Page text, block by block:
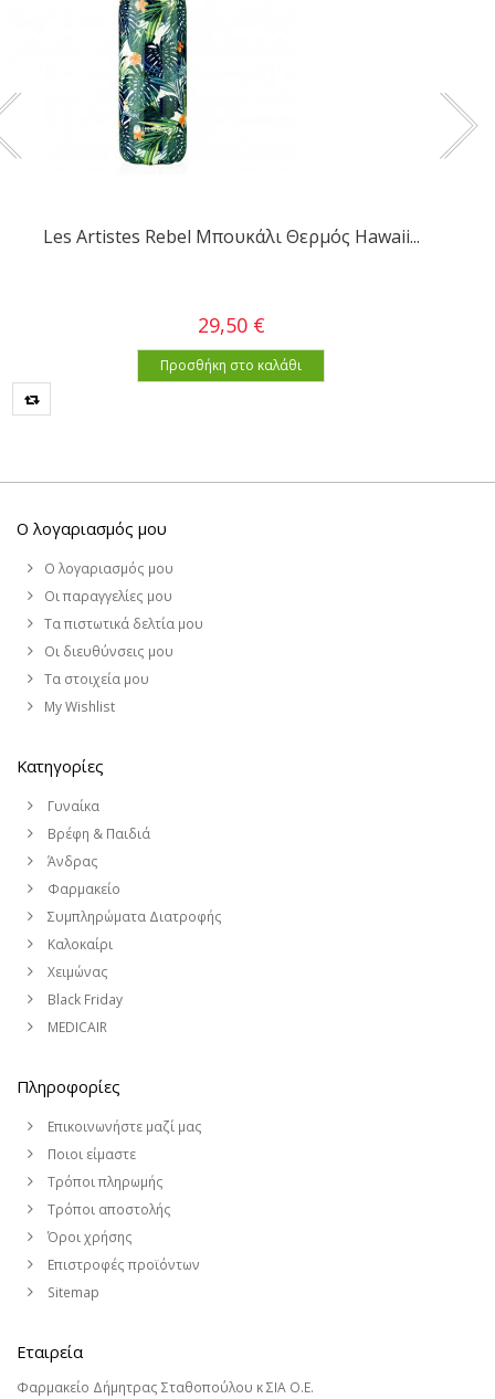
Les Artistes Rebel Μπουκάλι Θερμός Hawaii...
29,50 €
Προσθήκη στο καλάθι
Ο λογαριασμός μου
Ο λογαριασμός μου
Οι παραγγελίες μου
Τα πιστωτικά δελτία μου
Οι διευθύνσεις μου
Τα στοιχεία μου
My Wishlist
Κατηγορίες
Γυναίκα
Βρέφη & Παιδιά
Άνδρας
Φαρμακείο
Συμπληρώματα Διατροφής
Καλοκαίρι
Χειμώνας
Black Friday
MEDICAIR
Πληροφορίες
Επικοινωνήστε μαζί μας
Ποιοι είμαστε
Τρόποι πληρωμής
Τρόποι αποστολής
Όροι χρήσης
Επιστροφές προϊόντων
Sitemap
Εταιρεία
Φαρμακείο Δήμητρας Σταθοπούλου κ ΣΙΑ Ο.Ε.